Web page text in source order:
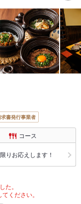
書発行事業者
コース
りお応えします！
た。
ください。